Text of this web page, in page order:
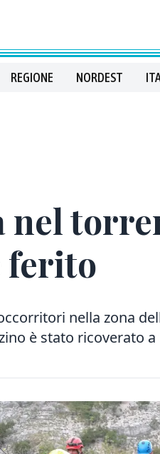
REGIONE NORDEST
nel
ferito
nella zona
è stato ricoverato